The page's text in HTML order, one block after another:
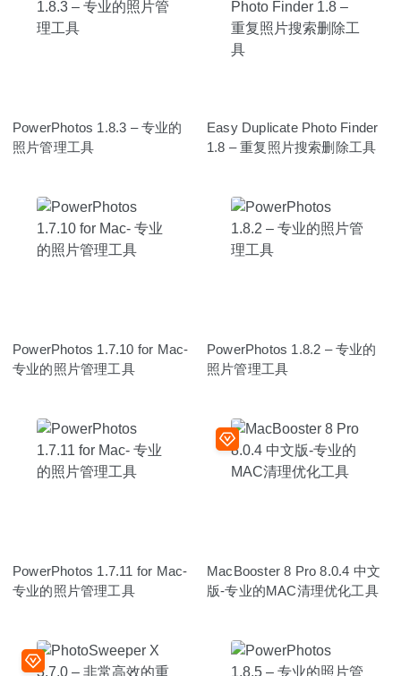
PowerPhotos 1.8.3 – 专业的
照片管理工具
Easy Duplicate Photo Finder
1.8 – 重复照片搜索删除工具
PowerPhotos 1.7.10 for Mac-
专业的照片管理工具
PowerPhotos 1.8.2 – 专业的
照片管理工具
PowerPhotos 1.7.11 for Mac-
专业的照片管理工具
MacBooster 8 Pro 8.0.4 中文
版-专业的MAC清理优化工具